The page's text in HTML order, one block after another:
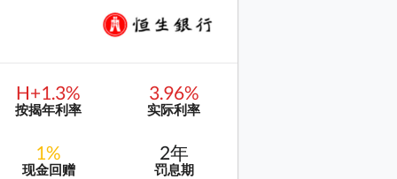
H+1.3%
按揭年利率
3.96%
实际利率
1%
现金回赠
2年
罚息期